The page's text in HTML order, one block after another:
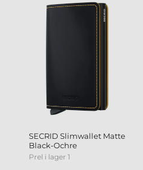
SECRID Slimwallet Matte
Black-Ochre
Prel i lager 1